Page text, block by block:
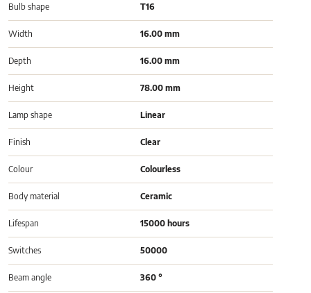
Bulb shape T16
Width 16.00 mm
Depth 16.00 mm
Height 78.00 mm
Lamp shape Linear
Finish Clear
Colour Colourless
Body material Ceramic
Lifespan 15000 hours
Switches 50000
Beam angle 360 °